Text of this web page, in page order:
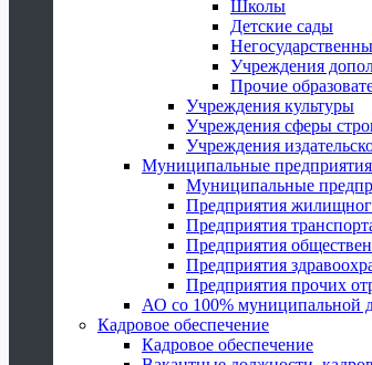
Школы
Детские сады
Учреждения
Прочие
Учреждения культуры
Учреждения сферы
Учреждения
Муниципальные предприятия
Муниципальные
Предприятия
Предприятия
Предприятия
Предприятия
Предприятия прочих
АО со 100% муниципальной
Кадровое обеспечение
Кадровое обеспечение